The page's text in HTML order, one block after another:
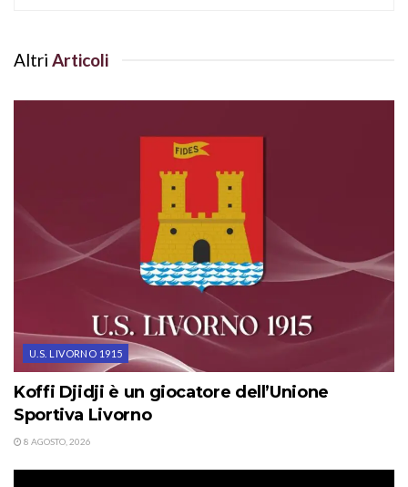
Altri Articoli
U.S. LIVORNO 1915
Koffi Djidji è un giocatore dell’Unione
Sportiva Livorno
8 AGOSTO, 2026